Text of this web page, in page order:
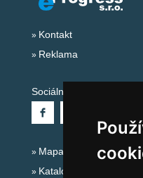
Kontakt
Reklama
Sociální sítě:
Mapa serveru Alpy -
Katalog ubytování